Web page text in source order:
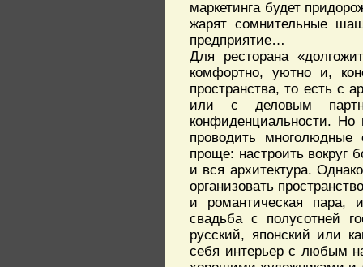
маркетинга будет
жарят сомнительные
предприятие…
Для ресторана
комфортно, уютно и,
пространства, то есть с
или с деловым
конфиденциальности.
проводить
проще: настроить вокруг
и вся архитектура.
организовать
и романтическая пара,
свадьба с полусотней
русский, японский или
себя интерьер с любым